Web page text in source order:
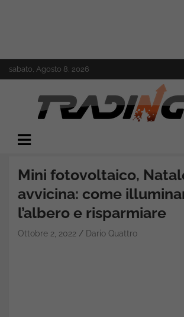
to
sabato, Agosto 8, 2026
Trading.it
Mini fotovoltaico,
avvicina: come
l’albero e risparmiare
Ottobre 2, 2022 Dario Quattro